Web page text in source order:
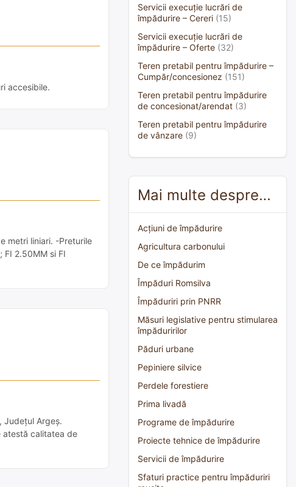
accesibile.
metri liniari. -Preturile
FI 2.50MM si FI
Județul Argeș.
atestă calitatea de
Servicii execuție lucrări de
împădurire – Cereri (15)
Servicii execuție lucrări de
împădurire – Oferte (32)
Teren pretabil pentru împădurire –
Cumpăr/concesionez (151)
Teren pretabil pentru împădurire
de concesionat/arendat (3)
Teren pretabil pentru împădurire
de vânzare (9)
Mai multe despre…
Acțiuni de împădurire
Agricultura carbonului
De ce împădurim
Împăduri Romsilva
Împăduriri prin PNRR
Măsuri legislative pentru stimularea
împăduririlor
Păduri urbane
Pepiniere silvice
Perdele forestiere
Prima livadă
Programe de împădurire
Proiecte tehnice de împădurire
Servicii de împădurire
Sfaturi practice pentru împăduriri